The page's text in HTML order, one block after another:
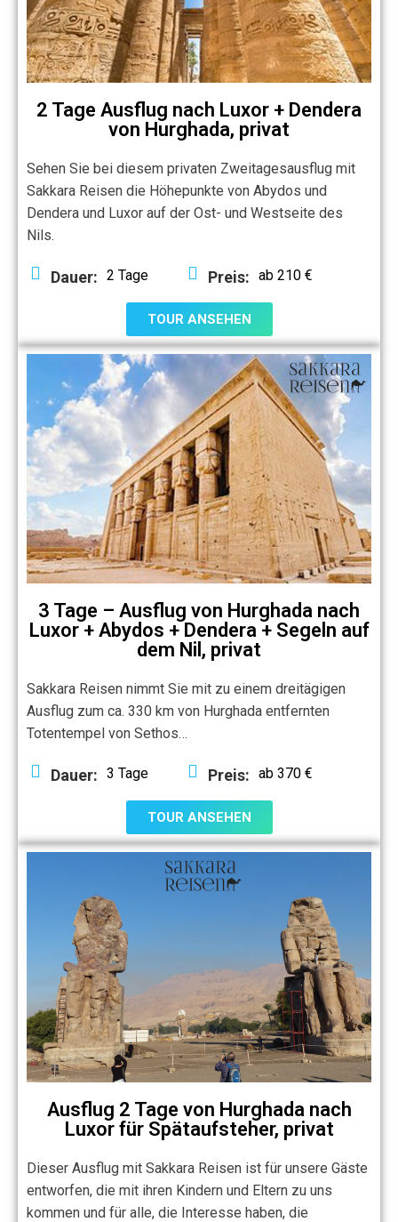
2 Tage Ausflug nach Luxor + Dendera
von Hurghada, privat
Sehen Sie bei diesem privaten Zweitagesausflug mit
Sakkara Reisen die Höhepunkte von Abydos und
Dendera und Luxor auf der Ost- und Westseite des
Nils.
Dauer: 2 Tage Preis: ab 210 €
TOUR ANSEHEN
3 Tage – Ausflug von Hurghada nach
Luxor + Abydos + Dendera + Segeln auf
dem Nil, privat
Sakkara Reisen nimmt Sie mit zu einem dreitägigen
Ausflug zum ca. 330 km von Hurghada entfernten
Totentempel von Sethos…
Dauer: 3 Tage Preis: ab 370 €
TOUR ANSEHEN
Ausflug 2 Tage von Hurghada nach
Luxor für Spätaufsteher, privat
Dieser Ausflug mit Sakkara Reisen ist für unsere Gäste
entworfen, die mit ihren Kindern und Eltern zu uns
kommen und für alle, die Interesse haben, die